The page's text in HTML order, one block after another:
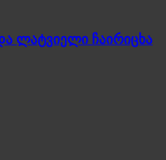
ლატვიელი ჩაირიცხა